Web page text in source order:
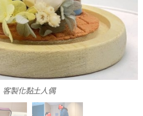
客製化黏土人偶